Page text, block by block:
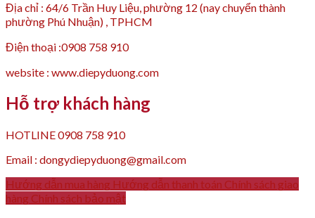
Địa chỉ : 64/6 Trần Huy Liệu, phường 12 (nay chuyển thành
phường Phú Nhuận) , TPHCM
Điện thoại :0908 758 910
website : www.diepyduong.com
Hỗ trợ khách hàng
HOTLINE 0908 758 910
Email : dongydiepyduong@gmail.com
Hướng dẫn mua hàng Hướng dẫn thanh toán Chính sách giao
hàng Chính sách bảo mật